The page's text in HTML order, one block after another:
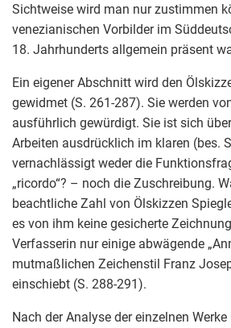
Sichtweise wird man nur zustimmen
venezianischen Vorbilder im
18. Jahrhunderts allgemein präsent
Ein eigener Abschnitt wird den
gewidmet (S. 261-287). Sie werden
ausführlich gewürdigt. Sie ist sich
Arbeiten ausdrücklich im klaren (bes.
vernachlässigt weder die
„ricordo“? – noch die Zuschreibung.
beachtliche Zahl von Ölskizzen
es von ihm keine gesicherte
Verfasserin nur einige abwägende
mutmaßlichen Zeichenstil Franz
einschiebt (S. 288-291).
Nach der Analyse der einzelnen